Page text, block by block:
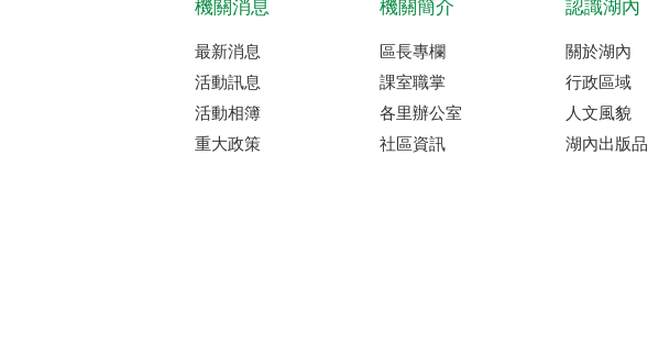
機關消息
最新消息
活動訊息
活動相簿
重大政策
機關簡介
區長專欄
課室職掌
各里辦公室
社區資訊
認識湖內
關於湖內
行政區域
人文風貌
湖內出版品